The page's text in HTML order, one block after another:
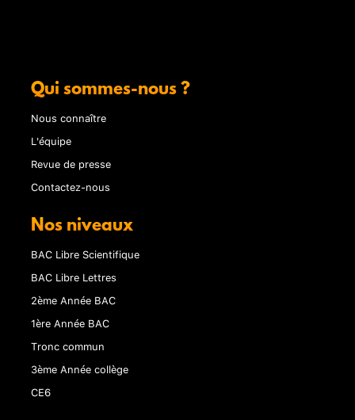
Qui sommes-nous ?
Nous connaître
L'équipe
Revue de presse
Contactez-nous
Nos niveaux
BAC Libre Scientifique
BAC Libre Lettres
2ème Année BAC
1ère Année BAC
Tronc commun
3ème Année collège
CE6